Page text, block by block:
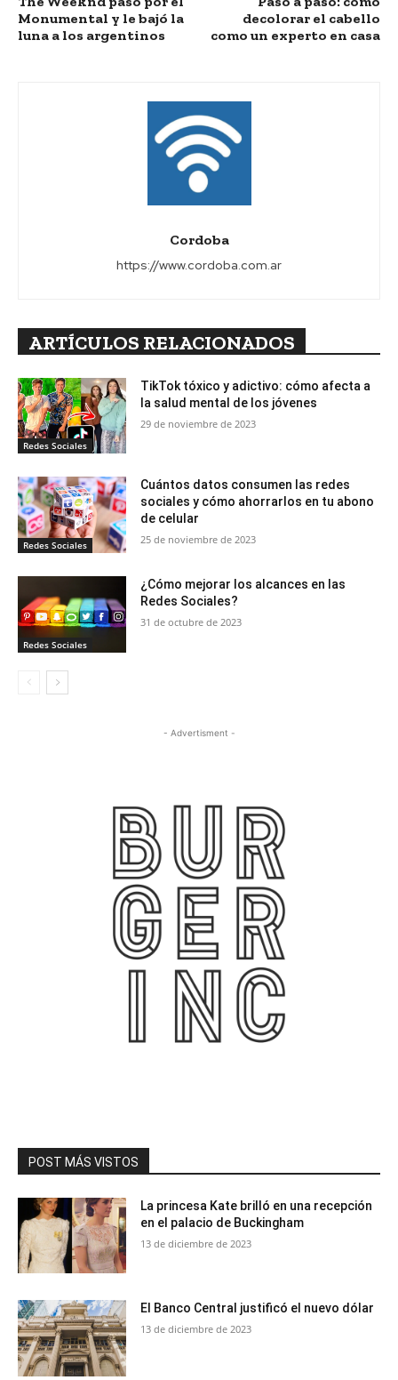
Monumental y le bajó la
luna a los argentinos
decolorar el cabello
como un experto en casa
Cordoba
https://www.cordoba.com.ar
ARTÍCULOS RELACIONADOS
Redes Sociales
TikTok tóxico y adictivo: cómo afecta a
la salud mental de los jóvenes
29 de noviembre de 2023
Redes Sociales
Cuántos datos consumen las redes
sociales y cómo ahorrarlos en tu abono
de celular
25 de noviembre de 2023
Redes Sociales
¿Cómo mejorar los alcances en las
Redes Sociales?
31 de octubre de 2023
- Advertisment -
POST MÁS VISTOS
La princesa Kate brilló en una recepción
en el palacio de Buckingham
13 de diciembre de 2023
El Banco Central justificó el nuevo dólar
13 de diciembre de 2023